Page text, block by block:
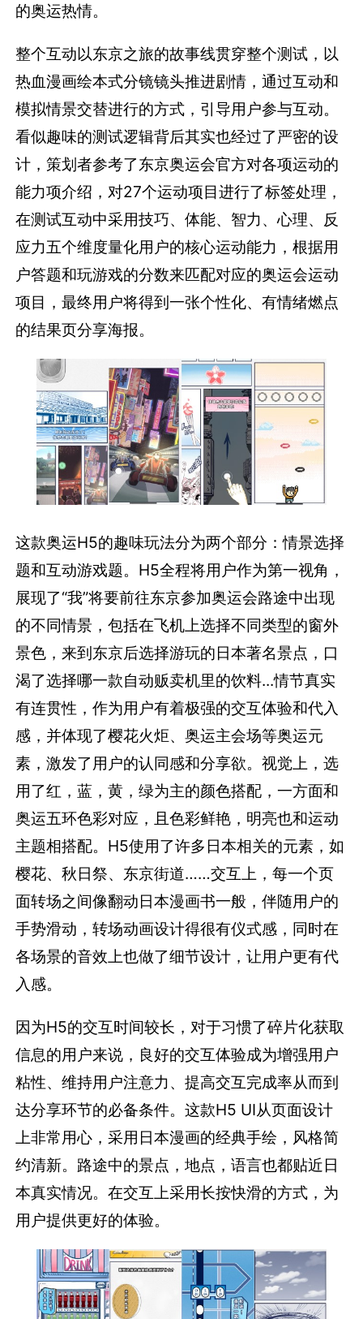
的奥运热情。
整个互动以东京之旅的故事线贯穿整个测试，以
热血漫画绘本式分镜镜头推进剧情，通过互动和
模拟情景交替进行的方式，引导用户参与互动。
看似趣味的测试逻辑背后其实也经过了严密的设
计，策划者参考了东京奥运会官方对各项运动的
能力项介绍，对27个运动项目进行了标签处理，
在测试互动中采用技巧、体能、智力、心理、反
应力五个维度量化用户的核心运动能力，根据用
户答题和玩游戏的分数来匹配对应的奥运会运动
项目，最终用户将得到一张个性化、有情绪燃点
的结果页分享海报。
这款奥运H5的趣味玩法分为两个部分：情景选择
题和互动游戏题。H5全程将用户作为第一视角，
展现了“我”将要前往东京参加奥运会路途中出现
的不同情景，包括在飞机上选择不同类型的窗外
景色，来到东京后选择游玩的日本著名景点，口
渴了选择哪一款自动贩卖机里的饮料...情节真实
有连贯性，作为用户有着极强的交互体验和代入
感，并体现了樱花火炬、奥运主会场等奥运元
素，激发了用户的认同感和分享欲。视觉上，选
用了红，蓝，黄，绿为主的颜色搭配，一方面和
奥运五环色彩对应，且色彩鲜艳，明亮也和运动
主题相搭配。H5使用了许多日本相关的元素，如
樱花、秋日祭、东京街道……交互上，每一个页
面转场之间像翻动日本漫画书一般，伴随用户的
手势滑动，转场动画设计得很有仪式感，同时在
各场景的音效上也做了细节设计，让用户更有代
入感。
因为H5的交互时间较长，对于习惯了碎片化获取
信息的用户来说，良好的交互体验成为增强用户
粘性、维持用户注意力、提高交互完成率从而到
达分享环节的必备条件。这款H5 UI从页面设计
上非常用心，采用日本漫画的经典手绘，风格简
约清新。路途中的景点，地点，语言也都贴近日
本真实情况。在交互上采用长按快滑的方式，为
用户提供更好的体验。